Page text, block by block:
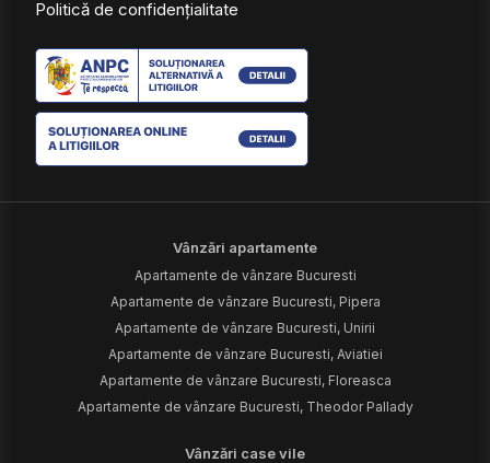
Politică de confidențialitate
Vânzări apartamente
Apartamente de vânzare Bucuresti
Apartamente de vânzare Bucuresti, Pipera
Apartamente de vânzare Bucuresti, Unirii
Apartamente de vânzare Bucuresti, Aviatiei
Apartamente de vânzare Bucuresti, Floreasca
Apartamente de vânzare Bucuresti, Theodor Pallady
Vânzări case vile